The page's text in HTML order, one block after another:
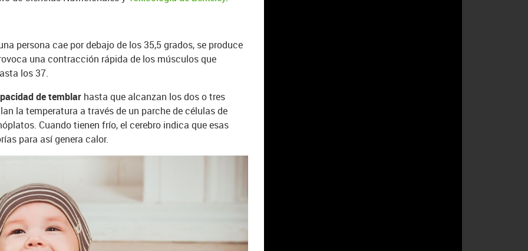
persona cae por debajo de los 35,5 grados, se produce
una contracción rápida de los músculos que
los 37.
de temblar hasta que alcanzan los dos o tres
la temperatura a través de un parche de células de
Cuando tienen frío, el cerebro indica que esas
para así genera calor.